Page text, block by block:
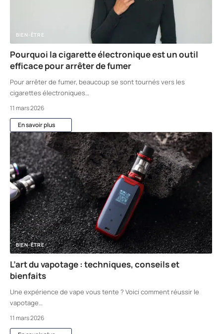
BIEN-ÊTRE
Pourquoi la cigarette électronique est un outil
efficace pour arrêter de fumer
Pour arrêter de fumer, beaucoup se sont tournés vers les
cigarettes électroniques…
11 mars 2026
En savoir plus
BIEN-ÊTRE
L’art du vapotage : techniques, conseils et
bienfaits
Une expérience de vape vous tente ? Voici comment réussir le
vapotage…
11 mars 2026